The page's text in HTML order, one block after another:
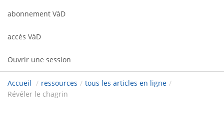
abonnement VàD
accès VàD
Ouvrir une session
Accueil / ressources / tous les articles en ligne /
Révéler le chagrin